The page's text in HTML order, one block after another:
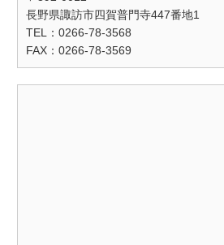
長野県諏訪市四賀普門寺447番地1
TEL：0266-78-3568
FAX：0266-78-3569